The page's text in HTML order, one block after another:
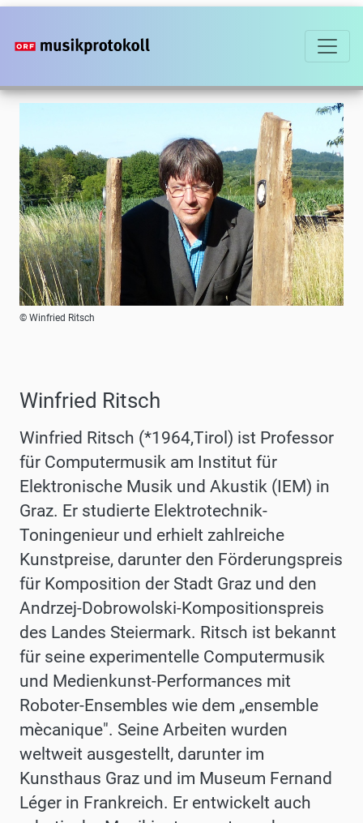
Direkt
zum
© Winfried Ritsch
Winfried Ritsch
Winfried Ritsch (*1964,Tirol) ist Professor
für Computermusik am Institut für
Elektronische Musik und Akustik (IEM) in
Graz. Er studierte Elektrotechnik-
Toningenieur und erhielt zahlreiche
Kunstpreise, darunter den Förderungspreis
für Komposition der Stadt Graz und den
Andrzej-Dobrowolski-Kompositionspreis
des Landes Steiermark. Ritsch ist bekannt
für seine experimentelle Computermusik
und Medienkunst-Performances mit
Roboter-Ensembles wie dem „ensemble
mècanique". Seine Arbeiten wurden
weltweit ausgestellt, darunter im
Kunsthaus Graz und im Museum Fernand
Léger in Frankreich. Er entwickelt auch